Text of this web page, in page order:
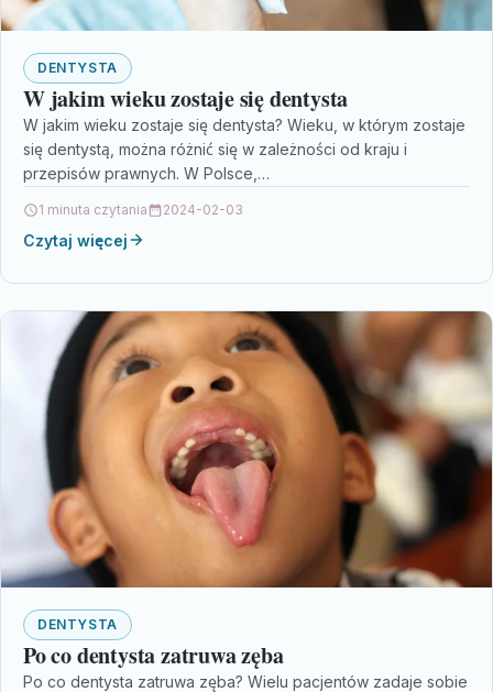
DENTYSTA
W jakim wieku zostaje się dentysta
W jakim wieku zostaje się dentysta? Wieku, w którym zostaje
się dentystą, można różnić się w zależności od kraju i
przepisów prawnych. W Polsce,…
1 minuta czytania 2024-02-03
Czytaj więcej
DENTYSTA
Po co dentysta zatruwa zęba
Po co dentysta zatruwa zęba? Wielu pacjentów zadaje sobie